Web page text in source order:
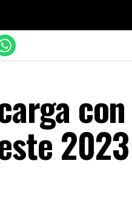
con
2023